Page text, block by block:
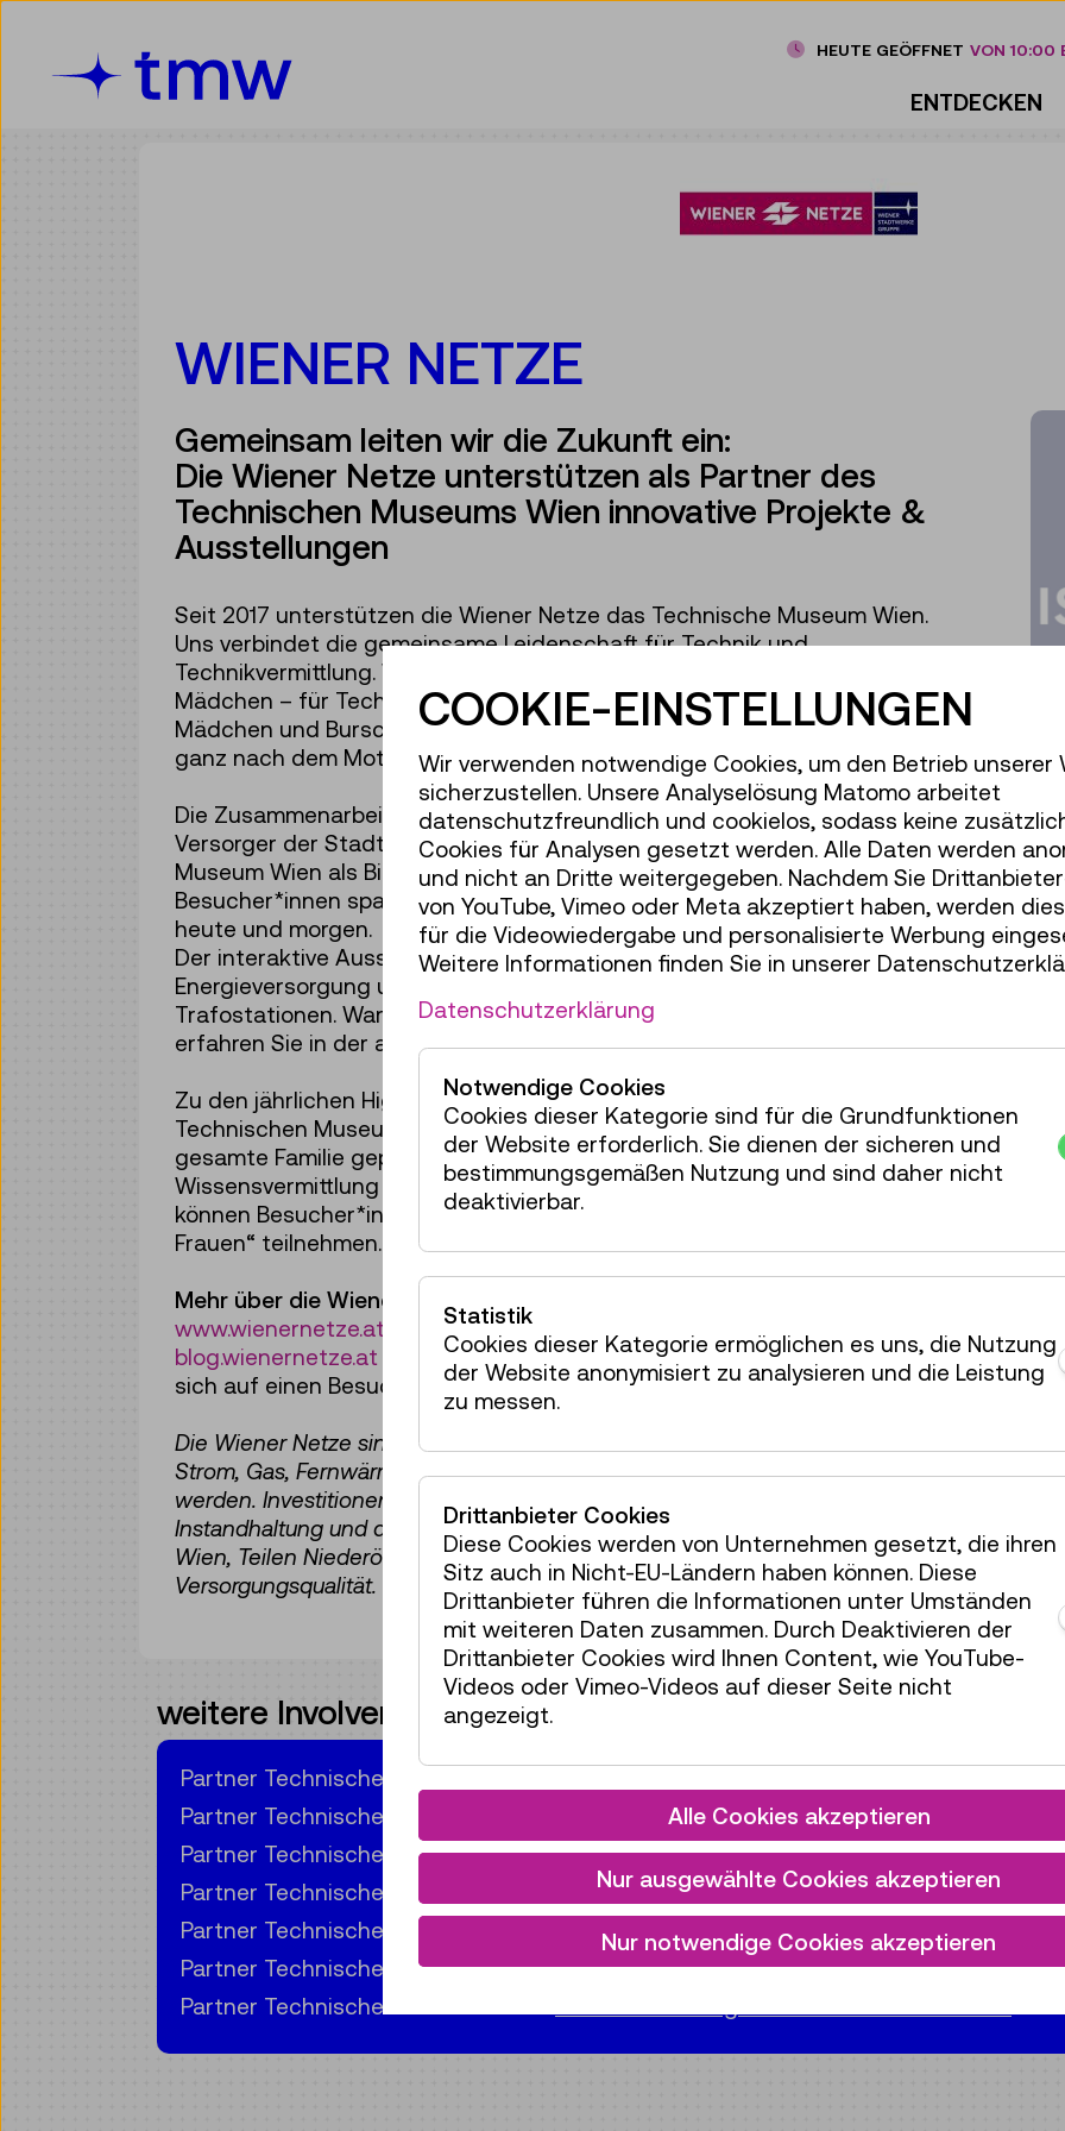
ENTDECKEN
HEUTE GEÖFFNET VON 10:00
WIENER NETZE
Gemeinsam leiten wir die Zukunft ein:
Die Wiener Netze unterstützen als Partner des
Technischen Museums Wien innovative Projekte &
Ausstellungen
Seit 2017 unterstützen die Wiener Netze das Technische Museum Wien.
Uns verbindet die gemeinsame Leidenschaft für Technik und
Technikvermittlung. Wir wollen besonders junge Menschen – speziell auch
Mädchen – für Technik und Wissenschaft begeistern. Denn technikaffine
Mädchen und Burschen sind die Fachkräfte und Expert*innen der Zukunft –
ganz nach dem Motto: Energiewende? Schaffen wir!
Die Zusammenarbeit der beiden Wiener Institutionen – die Wiener Netze als
Versorger der Stadt für Strom, Gas und Fernwärme und das Technische
Museum Wien als Bildungsinstitution und Wissenshochburg – ermöglicht
Besucher*innen spannende Einblicke in die Welt der Technik von damals,
heute und morgen.
Der interaktive Ausstellungsbereich zum Stromnetz zeigt das Rückgrat der
Energieversorgung und neue Technologien, wie Smart Meter und intelligente
Trafostationen. Warum die Netze die Ermöglicher der Energiewende sind, das
erfahren Sie in der aktuellen Ausstellung „Energiewende“.
Zu den jährlichen Highlights zählt das Wiener Netze-Familienfest im
Technischen Museum Wien: Auch 2024 ist wieder ein großartiger Tag für die
gesamte Familie geplant. Der Eintritt ist frei und für Spiel, Spaß und
Wissensvermittlung mit Mona Netz ist gesorgt! Am Weltfrauentag am 8. März
können Besucher*innen gratis an Sonderführungen mit dem Fokus „Patente
Frauen“ teilnehmen.
Mehr über die Wiener Netze
www.wienernetze.at oder auf NetzImpuls – der Wiener Netze Blog & Podcast
blog.wienernetze.at . Mona Netz für Kinder, Eltern und Pädagog*innen freut
sich auf einen Besuch aufwww.wienernetze.at/mona4kids.
Die Wiener Netze sind Österreichs größter Kombinetzbetreiber – sie bringen
Strom, Gas, Fernwärme und Telekommunikation dorthin, wo sie gebraucht
werden. Investitionen von mehr als 300 Millionen Euro jährlich fließen in die
Instandhaltung und den Ausbau der Netze. Mehr als 2 Millionen Kund*innen in
Wien, Teilen Niederösterreichs und des Burgenlands profitieren von höchster
Versorgungsqualität.
weitere Involvements
Partner Technisches Museum Wien
Partner Technisches Museum Wien
> der VeranstaltungHochspannungsvorführung
Partner Technisches Museum Wien> der AusstellungMaterialwelten
Partner Technisches Museum Wien
> der Ausstellung Im Bann der Bahn
Partner Technisches Museum Wien
> des Vermittlungsprogramms
Partner Technisches Museum Wien> des Vermittlungsprogramms
Partner Technisches Museum Wien
COOKIE-EINSTELLUNGEN
Wir verwenden notwendige Cookies, um den Betrieb unserer
sicherzustellen. Unsere Analyselösung Matomo arbeitet
datenschutzfreundlich und cookielos, sodass keine
Cookies für Analysen gesetzt werden. Alle Daten werden
und nicht an Dritte weitergegeben. Nachdem Sie
von YouTube, Vimeo oder Meta akzeptiert haben, werden
für die Videowiedergabe und personalisierte Werbung
Weitere Informationen finden Sie in unserer
Datenschutzerklärung
Notwendige Cookies
Cookies dieser Kategorie sind für die Grundfunktionen
der Website erforderlich. Sie dienen der sicheren und
bestimmungsgemäßen Nutzung und sind daher nicht
deaktivierbar.
Statistik
Cookies dieser Kategorie ermöglichen es uns, die Nutzung
der Website anonymisiert zu analysieren und die Leistung
zu messen.
Drittanbieter Cookies
Diese Cookies werden von Unternehmen gesetzt, die ihren
Sitz auch in Nicht-EU-Ländern haben können. Diese
Drittanbieter führen die Informationen unter Umständen
mit weiteren Daten zusammen. Durch Deaktivieren der
Drittanbieter Cookies wird Ihnen Content, wie YouTube-
Videos oder Vimeo-Videos auf dieser Seite nicht
angezeigt.
Alle Cookies akzeptieren
Nur ausgewählte Cookies akzeptieren
Nur notwendige Cookies akzeptieren